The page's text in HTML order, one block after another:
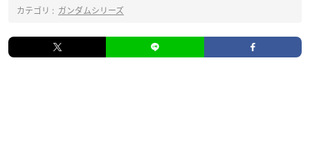
カテゴリ : ガンダムシリーズ